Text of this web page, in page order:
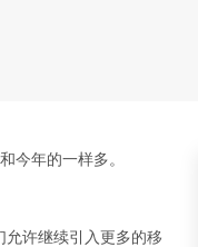
今年的一样多。
许继续引入更多的移